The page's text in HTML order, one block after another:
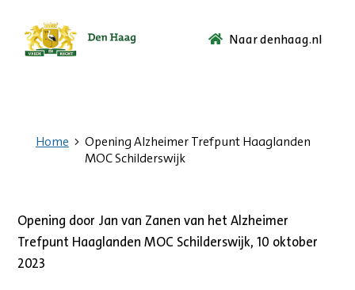
Ga
Naar denhaag.nl
Home
Opening Alzheimer Trefpunt Haaglanden
MOC Schilderswijk
Opening door Jan van Zanen van het Alzheimer
Trefpunt Haaglanden MOC Schilderswijk, 10 oktober
2023